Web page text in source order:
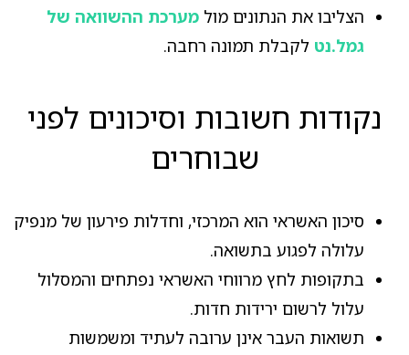
הצליבו את הנתונים מול מערכת ההשוואה של
גמל.נט לקבלת תמונה רחבה.
נקודות חשובות וסיכונים לפני
שבוחרים
סיכון האשראי הוא המרכזי, וחדלות פירעון של מנפיק
עלולה לפגוע בתשואה.
בתקופות לחץ מרווחי האשראי נפתחים והמסלול
עלול לרשום ירידות חדות.
תשואות העבר אינן ערובה לעתיד ומשמשות